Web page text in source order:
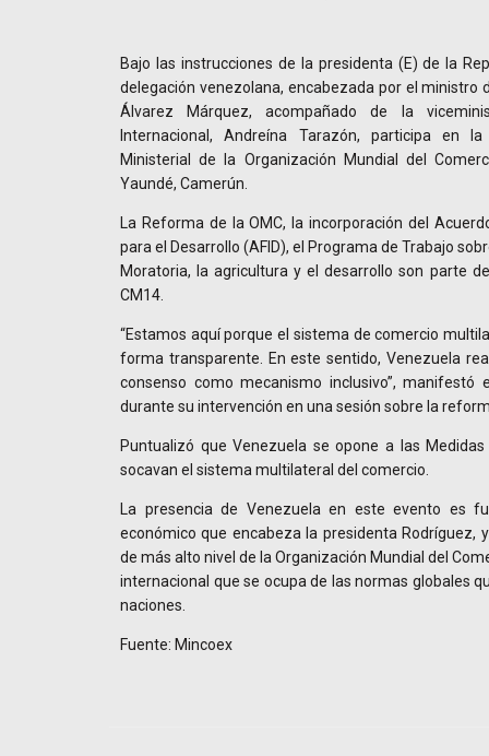
Bajo las instrucciones de la presidenta (E) de la
delegación venezolana, encabezada por el ministro
Álvarez Márquez, acompañado de la
Internacional, Andreína Tarazón, participa en la
Ministerial de la Organización Mundial del
Yaundé, Camerún.
La Reforma de la OMC, la incorporación del
para el Desarrollo (AFID), el Programa de Trabajo
Moratoria, la agricultura y el desarrollo son parte
CM14.
“Estamos aquí porque el sistema de comercio
forma transparente. En este sentido, Venezuela
consenso como mecanismo inclusivo”, manifestó
durante su intervención en una sesión sobre la
Puntualizó que Venezuela se opone a las
socavan el sistema multilateral del comercio.
La presencia de Venezuela en este evento es
económico que encabeza la presidenta Rodríguez,
de más alto nivel de la Organización Mundial del
internacional que se ocupa de las normas globales
naciones.
Fuente: Mincoex